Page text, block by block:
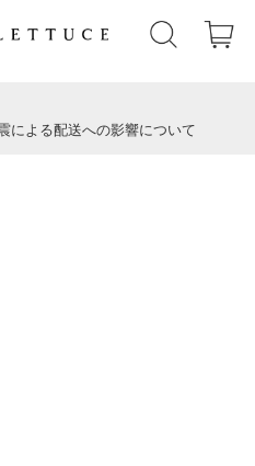
による配送への影響について